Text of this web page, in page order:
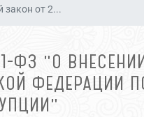
от 2...
ФЗ "О
ФЕДЕРАЦИИ